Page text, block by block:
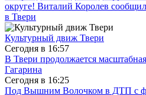
округе! Виталий Королев
в Твери
Культурный движ Твери
Сегодня в 16:57
В Твери продолжается
Гагарина
Сегодня в 16:25
Под Вышним Волочком в ДТП с